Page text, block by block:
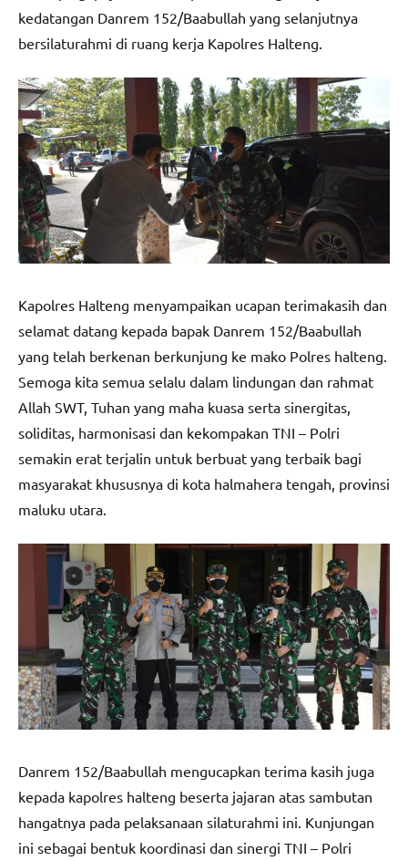
kedatangan Danrem 152/Baabullah yang selanjutnya
bersilaturahmi di ruang kerja Kapolres Halteng.
Kapolres Halteng menyampaikan ucapan terimakasih dan
selamat datang kepada bapak Danrem 152/Baabullah
yang telah berkenan berkunjung ke mako Polres halteng.
Semoga kita semua selalu dalam lindungan dan rahmat
Allah SWT, Tuhan yang maha kuasa serta sinergitas,
soliditas, harmonisasi dan kekompakan TNI – Polri
semakin erat terjalin untuk berbuat yang terbaik bagi
masyarakat khususnya di kota halmahera tengah, provinsi
maluku utara.
Danrem 152/Baabullah mengucapkan terima kasih juga
kepada kapolres halteng beserta jajaran atas sambutan
hangatnya pada pelaksanaan silaturahmi ini. Kunjungan
ini sebagai bentuk koordinasi dan sinergi TNI – Polri